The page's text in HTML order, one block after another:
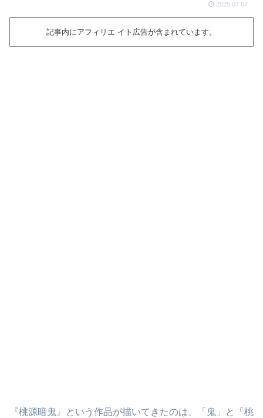
2025.07.07
記事内にアフィリエ イト広告が含まれています。
『桃源暗鬼』という作品が描いてきたのは、「鬼」と「桃